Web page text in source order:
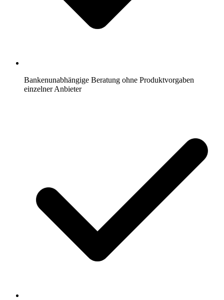
Bankenunabhängige Beratung ohne Produktvorgaben
einzelner Anbieter